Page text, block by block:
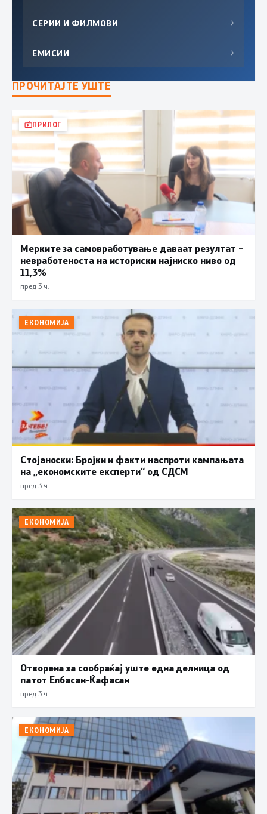
СЕРИИ И ФИЛМОВИ →
ЕМИСИИ →
ПРОЧИТАЈТЕ УШТЕ
ПРИЛОГ
Мерките за самовработување даваат резултат –
невработеноста на историски најниско ниво од
11,3%
пред 3 ч.
ЕКОНОМИЈА
Стојаноски: Бројки и факти наспроти кампањата
на „економските експерти“ од СДСM
пред 3 ч.
ЕКОНОМИЈА
Отворена за сообраќај уште една делница од
патот Елбасан-Ќафасан
пред 3 ч.
ЕКОНОМИЈА